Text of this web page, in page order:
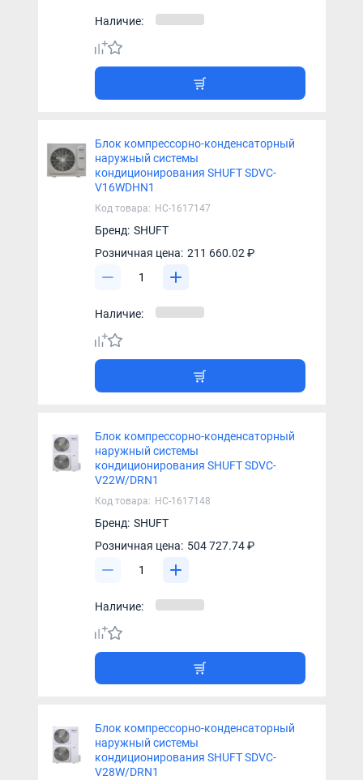
Наличие:
Блок компрессорно-конденсаторный
наружный системы
кондиционирования SHUFT SDVC-
V16WDHN1
Код товара: НС-1617147
Бренд: SHUFT
Розничная цена: 211 660.02 ₽
Наличие:
Блок компрессорно-конденсаторный
наружный системы
кондиционирования SHUFT SDVC-
V22W/DRN1
Код товара: НС-1617148
Бренд: SHUFT
Розничная цена: 504 727.74 ₽
Наличие:
Блок компрессорно-конденсаторный
наружный системы
кондиционирования SHUFT SDVC-
V28W/DRN1